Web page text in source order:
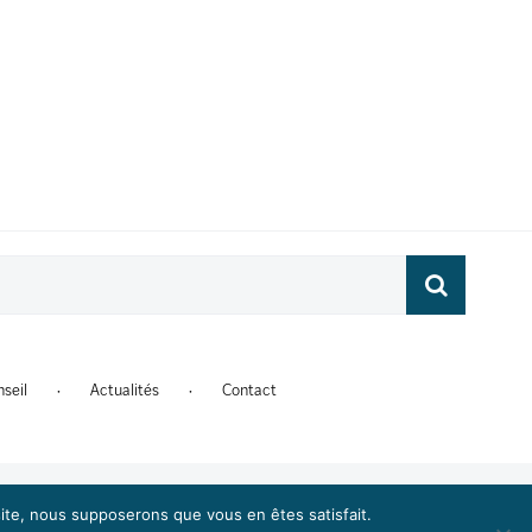
Actualités Contact
LinkedIn
nous supposerons que vous en êtes satisfait.